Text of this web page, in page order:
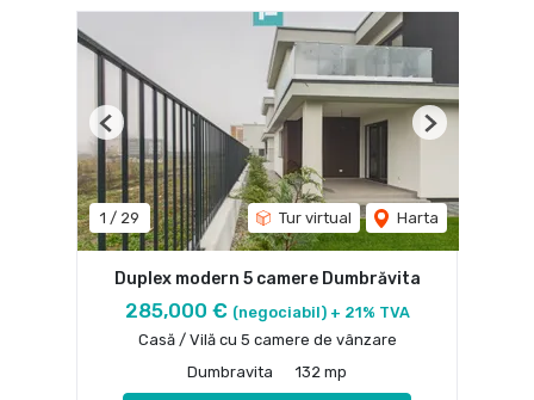
1 / 29 Tur virtual Harta
Previous Next
Duplex modern 5 camere Dumbrăvita
285,000 € (negociabil) + 21% TVA
Casă / Vilă cu 5 camere de vânzare
Dumbravita
132 mp